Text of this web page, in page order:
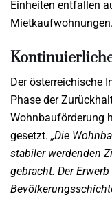
Einheiten entfallen
Mietkaufwohnungen.
Der österreichische
Phase der
Wohnbauförderung
gesetzt. „Die
stabiler werdenden
gebracht. Der